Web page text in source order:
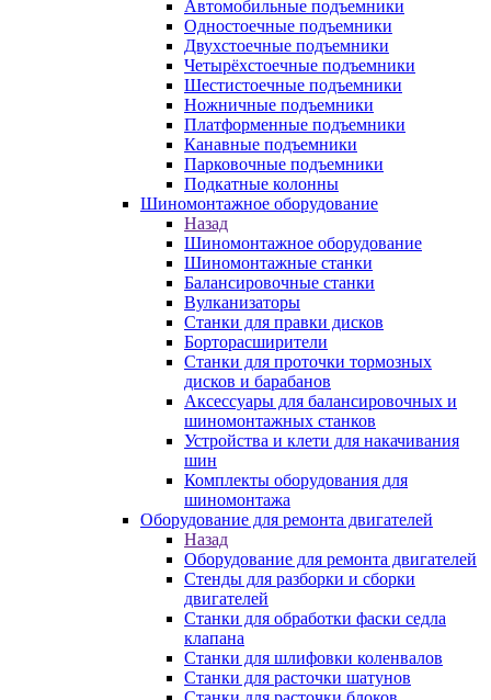
Автомобильные подъемники
Одностоечные подъемники
Двухстоечные подъемники
Четырёхстоечные подъемники
Шестистоечные подъемники
Ножничные подъемники
Платформенные подъемники
Канавные подъемники
Парковочные подъемники
Подкатные колонны
Шиномонтажное оборудование
Назад
Шиномонтажное оборудование
Шиномонтажные станки
Балансировочные станки
Вулканизаторы
Станки для правки дисков
Борторасширители
Станки для проточки тормозных
дисков и барабанов
Аксессуары для балансировочных и
шиномонтажных станков
Устройства и клети для накачивания
шин
Комплекты оборудования для
шиномонтажа
Оборудование для ремонта двигателей
Назад
Оборудование для ремонта двигателей
Стенды для разборки и сборки
двигателей
Станки для обработки фаски седла
клапана
Станки для шлифовки коленвалов
Станки для расточки шатунов